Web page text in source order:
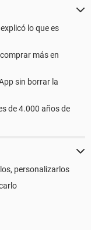
lo que es
más en
sin borrar la
de 4.000 años de
personalizarlos